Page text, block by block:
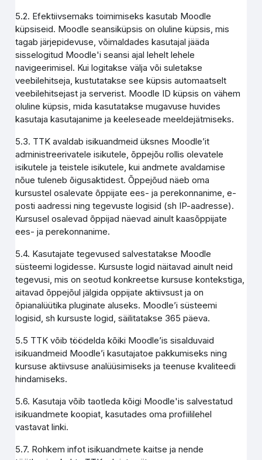
5.2. Efektiivsemaks toimimiseks kasutab Moodle
küpsiseid. Moodle seansiküpsis on oluline küpsis, mis
tagab järjepidevuse, võimaldades kasutajal jääda
sisselogitud Moodle'i seansi ajal lehelt lehele
navigeerimisel. Kui logitakse välja või suletakse
veebilehitseja, kustutatakse see küpsis automaatselt
veebilehitsejast ja serverist. Moodle ID küpsis on vähem
oluline küpsis, mida kasutatakse mugavuse huvides
kasutaja kasutajanime ja keeleseade meeldejätmiseks.
5.3. TTK avaldab isikuandmeid üksnes Moodle’it
administreerivatele isikutele, õppejõu rollis olevatele
isikutele ja teistele isikutele, kui andmete avaldamise
nõue tuleneb õigusaktidest. Õppejõud näeb oma
kursustel osalevate õppijate ees- ja perekonnanime, e-
posti aadressi ning tegevuste logisid (sh IP-aadresse).
Kursusel osalevad õppijad näevad ainult kaasõppijate
ees- ja perekonnanime.
5.4. Kasutajate tegevused salvestatakse Moodle
süsteemi logidesse. Kursuste logid näitavad ainult neid
tegevusi, mis on seotud konkreetse kursuse kontekstiga,
aitavad õppejõul jälgida oppijate aktiivsust ja on
õpianalüütika pluginate aluseks. Moodle’i süsteemi
logisid, sh kursuste logid, säilitatakse 365 päeva.
5.5 TTK võib töödelda kõiki Moodle’is sisalduvaid
isikuandmeid Moodle’i kasutajatoe pakkumiseks ning
kursuse aktiivsuse analüüsimiseks ja teenuse kvaliteedi
hindamiseks.
5.6. Kasutaja võib taotleda kõigi Moodle'is salvestatud
isikuandmete koopiat, kasutades oma profiililehel
vastavat linki.
5.7. Rohkem infot isikuandmete kaitse ja nende